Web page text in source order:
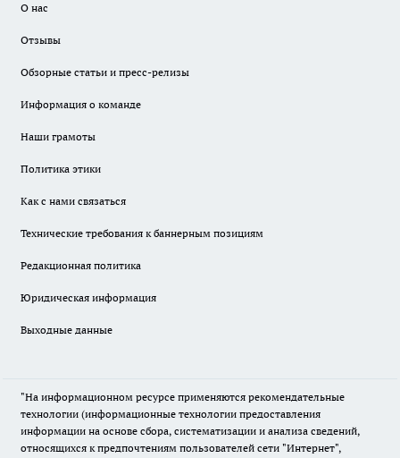
О нас
Отзывы
Обзорные статьи и пресс-релизы
Информация о команде
Наши грамоты
Политика этики
Как с нами связаться
Технические требования к баннерным позициям
Редакционная политика
Юридическая информация
Выходные данные
"На информационном ресурсе применяются рекомендательные
технологии (информационные технологии предоставления
информации на основе сбора, систематизации и анализа сведений,
относящихся к предпочтениям пользователей сети "Интернет",